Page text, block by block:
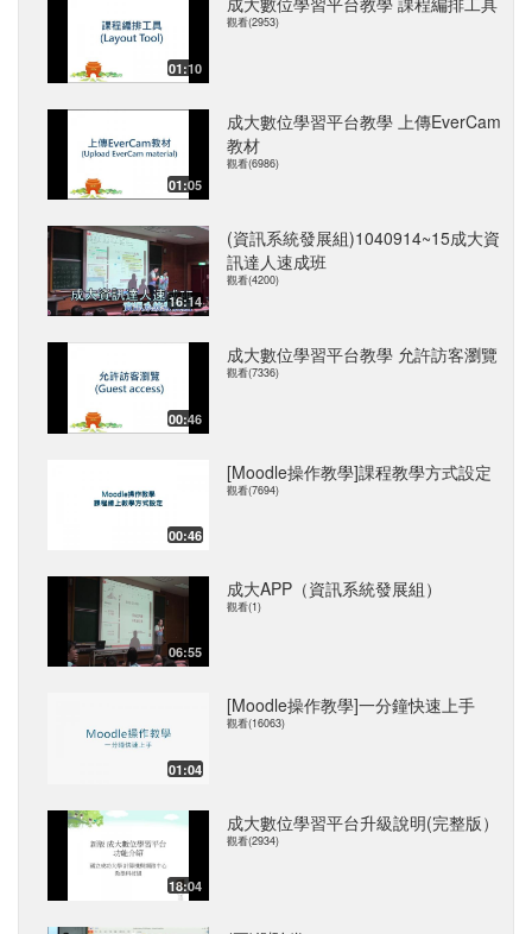
01:10
觀看(2953)
01:05
成大數位學習平台教學 上傳EverCam
教材
觀看(6986)
16:14
(資訊系統發展組)1040914~15成大資
訊達人速成班
觀看(4200)
00:46
成大數位學習平台教學 允許訪客瀏覽
觀看(7336)
00:46
[Moodle操作教學]課程教學方式設定
觀看(7694)
06:55
成大APP（資訊系統發展組）
觀看(1)
01:04
[Moodle操作教學]一分鐘快速上手
觀看(16063)
18:04
成大數位學習平台升級說明(完整版）
觀看(2934)